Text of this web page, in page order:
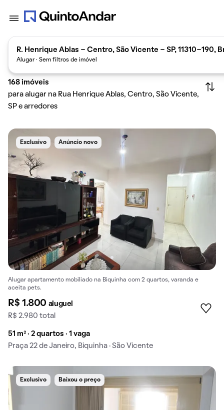
R. Henrique Ablas - Centro, São Vicente - SP, 11310-190,
Alugar · Sem filtros de imóvel
168 imóveis
para alugar na Rua Henrique Ablas, Centro, São Vicente,
SP e arredores
Exclusivo Anúncio novo
Alugar apartamento mobiliado na Biquinha com 2 quartos, varanda e
aceita pets.
R$ 1.800 aluguel
R$ 2.980 total
51 m² · 2 quartos · 1 vaga
Praça 22 de Janeiro, Biquinha · São Vicente
Exclusivo Baixou o preço